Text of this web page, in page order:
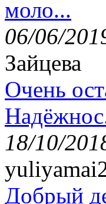
моло...
06/06/
Зайцева
Очень
18/10/
Добрый